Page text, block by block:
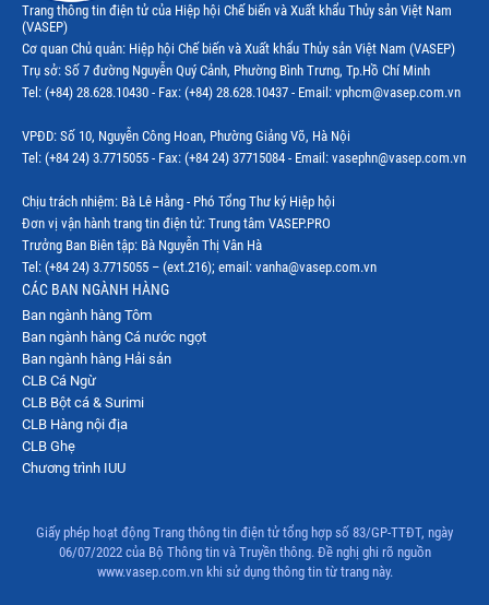
Trang thông tin điện tử của Hiệp hội Chế biến và Xuất khẩu Thủy sản Việt Nam
(VASEP)
Cơ quan Chủ quản: Hiệp hội Chế biến và Xuất khẩu Thủy sản Việt Nam (VASEP)
Trụ sở: Số 7 đường Nguyễn Quý Cảnh, Phường Bình Trưng, Tp.Hồ Chí Minh
Tel: (+84) 28.628.10430 - Fax: (+84) 28.628.10437 - Email: vphcm@vasep.com.vn
VPĐD: Số 10, Nguyễn Công Hoan, Phường Giảng Võ, Hà Nội
Tel: (+84 24) 3.7715055 - Fax: (+84 24) 37715084 - Email: vasephn@vasep.com.vn
Chịu trách nhiệm: Bà Lê Hằng - Phó Tổng Thư ký Hiệp hội
Đơn vị vận hành trang tin điện tử: Trung tâm VASEP.PRO
Trưởng Ban Biên tập: Bà Nguyễn Thị Vân Hà
Tel: (+84 24) 3.7715055 – (ext.216); email: vanha@vasep.com.vn
CÁC BAN NGÀNH HÀNG
Ban ngành hàng Tôm
Ban ngành hàng Cá nước ngọt
Ban ngành hàng Hải sản
CLB Cá Ngừ
CLB Bột cá & Surimi
CLB Hàng nội địa
CLB Ghẹ
Chương trình IUU
Giấy phép hoạt động Trang thông tin điện tử tổng hợp số 83/GP-TTĐT, ngày
06/07/2022 của Bộ Thông tin và Truyền thông. Đề nghị ghi rõ nguồn
www.vasep.com.vn khi sử dụng thông tin từ trang này.